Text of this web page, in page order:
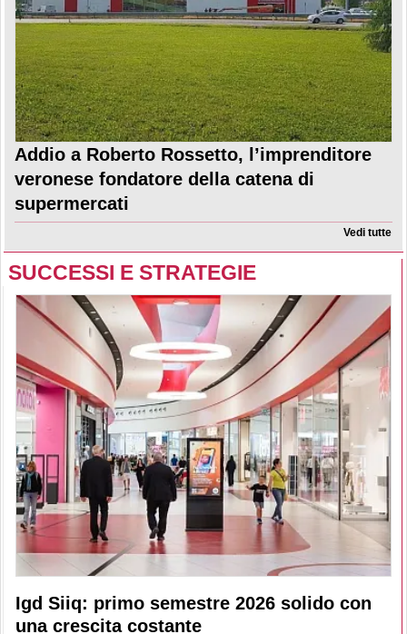
Addio a Roberto Rossetto, l’imprenditore
veronese fondatore della catena di
supermercati
Vedi tutte
SUCCESSI E STRATEGIE
Igd Siiq: primo semestre 2026 solido con
una crescita costante